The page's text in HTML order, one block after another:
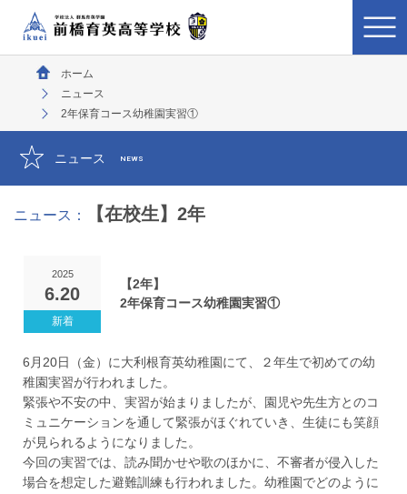
ホーム
ニュース
2年保育コース幼稚園実習①
ニュース NEWS
ニュース： 【在校生】2年
2025
6.20
【2年】
2年保育コース幼稚園実習①
6月20日（金）に大利根育英幼稚園にて、２年生で初めての幼
稚園実習が行われました。
緊張や不安の中、実習が始まりましたが、園児や先生方とのコ
ミュニケーションを通して緊張がほぐれていき、生徒にも笑顔
が見られるようになりました。
今回の実習では、読み聞かせや歌のほかに、不審者が侵入した
場合を想定した避難訓練も行われました。幼稚園でどのように